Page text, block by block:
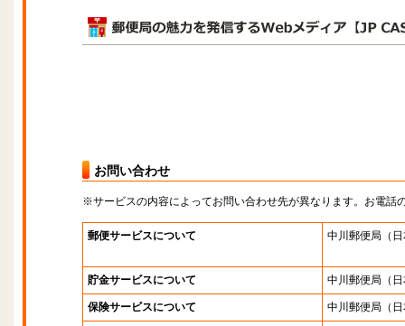
お問い合わせ
※サービスの内容によってお問い合わせ先が異なります。お電話
郵便サービスについて 中川郵便局 （
貯金サービスについて 中川郵便局 （
保険サービスについて 中川郵便局 （